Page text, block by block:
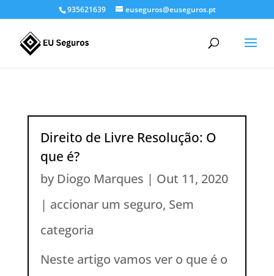
935621639 euseguros@euseguros.pt
Direito de Livre Resolução: O
que é?
by Diogo Marques | Out 11, 2020
| accionar um seguro, Sem
categoria
Neste artigo vamos ver o que é o